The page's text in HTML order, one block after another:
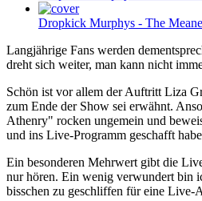
Dropkick Murphys - The
Langjährige Fans werden
dreht sich weiter, man kann nicht
Schön ist vor allem der Auftritt Liza
zum Ende der Show sei erwähnt.
Athenry" rocken ungemein und
und ins Live-Programm geschafft
Ein besonderen Mehrwert gibt die
nur hören. Ein wenig verwundert bin
bisschen zu geschliffen für eine Live-